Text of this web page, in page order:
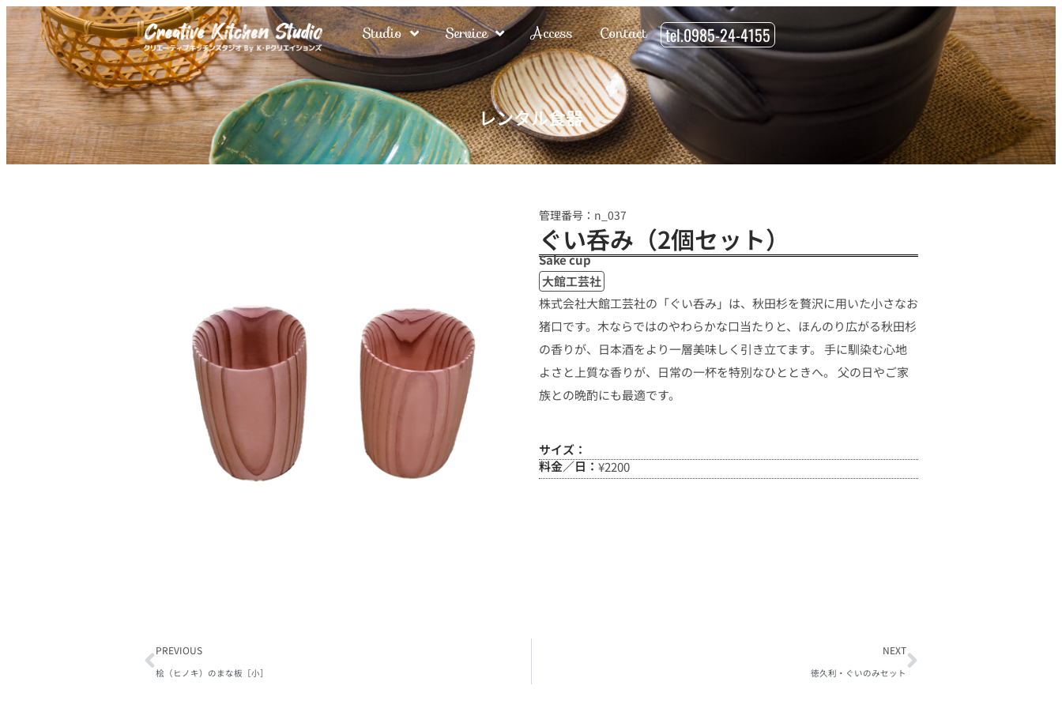
Studio Service Access Contact tel.0985-24-4155
レンタル食器
管理番号：n_037
ぐい呑み（2個セット）
Sake cup
大館工芸社
株式会社大館工芸社の「ぐい呑み」は、秋田杉を贅沢に用いた小さなお
猪口です。木ならではのやわらかな口当たりと、ほんのり広がる秋田杉
の香りが、日本酒をより一層美味しく引き立てます。 手に馴染む心地
よさと上質な香りが、日常の一杯を特別なひとときへ。 父の日やご家
族との晩酌にも最適です。
サイズ：
料金／日： ¥2200
PREVIOUS
桧（ヒノキ）のまな板［小］
NEXT
徳久利・ぐいのみセット